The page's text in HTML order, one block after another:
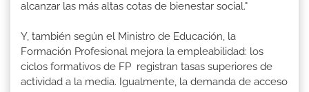
alcanzar las más altas cotas de bienestar social."
Y, también según el Ministro de Educación, la
Formación Profesional mejora la empleabilidad: los
ciclos formativos de FP registran tasas superiores de
actividad a la media. Igualmente, la demanda de acceso